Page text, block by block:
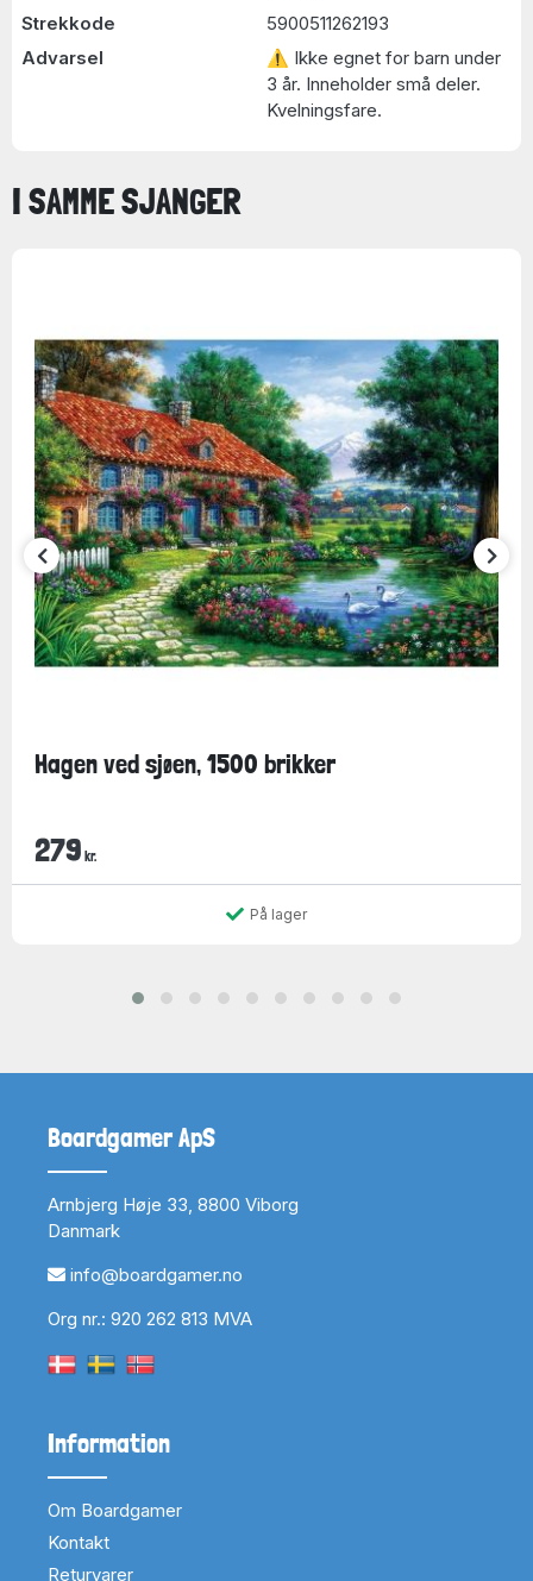
Strekkode
5900511262193
Advarsel
⚠ Ikke egnet for barn under
3 år. Inneholder små deler.
Kvelningsfare.
I SAMME SJANGER
Hagen ved sjøen, 1500 brikker
279 kr.
På lager
Boardgamer ApS
Arnbjerg Høje 33, 8800 Viborg
Danmark
info@boardgamer.no
Org nr.: 920 262 813 MVA
Information
Om Boardgamer
Kontakt
Returvarer